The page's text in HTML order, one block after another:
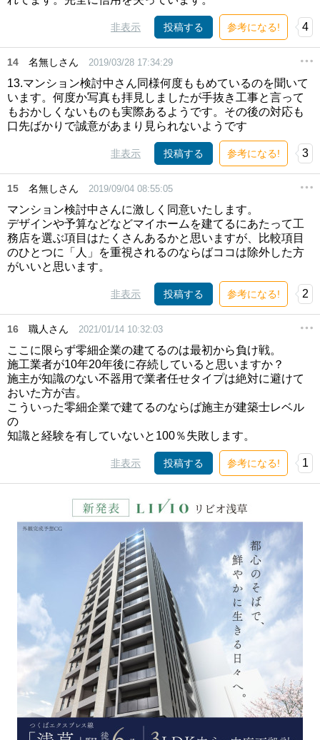
非表示 投稿する 参考になる! 4
14 名無しさん 2019/03/28 17:34:29
13.マンション検討中さん同様何度ももめているのを聞いて
います。何度か写真も拝見しましたが手抜き工事と言って
もおかしくないものも実際あるようです。その後の対応も
口先ばかりで誠意があまり見られないようです
非表示 投稿する 参考になる! 3
15 名無しさん 2019/09/04 08:55:05
マンション検討中さんに激しく同意いたします。
デザインや予算などなどマイホームを建てるにあたって工
務店を選ぶ項目はたくさんあるかと思いますが、比較項目
のひとつに「人」を重視されるのならばココは除外した方
がいいと思います。
非表示 投稿する 参考になる! 2
16 職人さん 2021/01/14 10:32:03
ここに限らず零細企業の建てるのは最初から負け戦。
施工業者が10年20年後に存続していると思いますか？
施主が知識のない不器用で業者任せタイプは絶対に避けて
おいた方が吉。
こういった零細企業で建てるのならば施主が建築士レベル
の
知識と経験を有していないと100％失敗します。
非表示 投稿する 参考になる! 1